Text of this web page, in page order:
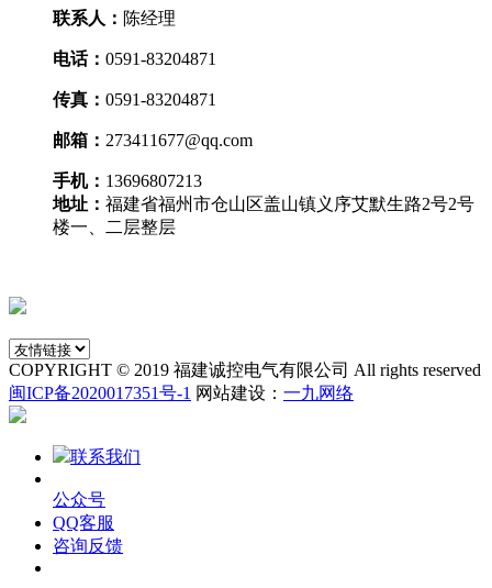
联系人： 陈经理
电话： 0591-83204871
传真： 0591-83204871
邮箱： 273411677@qq.com
手机： 13696807213
地址： 福建省福州市仓山区盖山镇义序艾默生路2号2号
楼一、二层整层
COPYRIGHT © 2019 福建诚控电气有限公司 All rights reserved
闽ICP备2020017351号-1 网站建设： 一九网络
联系我们
公众号
QQ客服
咨询反馈